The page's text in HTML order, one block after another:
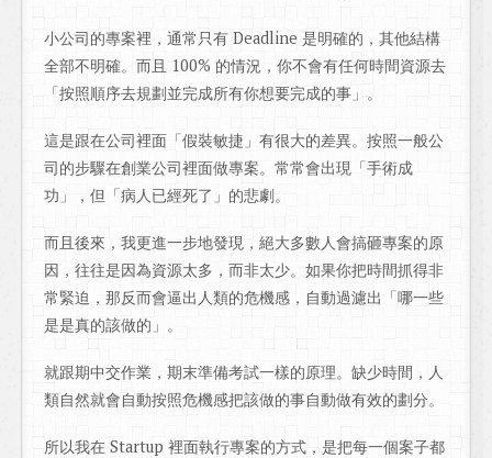
小公司的專案裡，通常只有 Deadline 是明確的，其他結構
全部不明確。而且 100% 的情況，你不會有任何時間資源去
「按照順序去規劃並完成所有你想要完成的事」。
這是跟在公司裡面「假裝敏捷」有很大的差異。按照一般公
司的步驟在創業公司裡面做專案。常常會出現「手術成
功」，但「病人已經死了」的悲劇。
而且後來，我更進一步地發現，絕大多數人會搞砸專案的原
因，往往是因為資源太多，而非太少。如果你把時間抓得非
常緊迫，那反而會逼出人類的危機感，自動過濾出「哪一些
是是真的該做的」。
就跟期中交作業，期末準備考試一樣的原理。缺少時間，人
類自然就會自動按照危機感把該做的事自動做有效的劃分。
所以我在 Startup 裡面執行專案的方式，是把每一個案子都